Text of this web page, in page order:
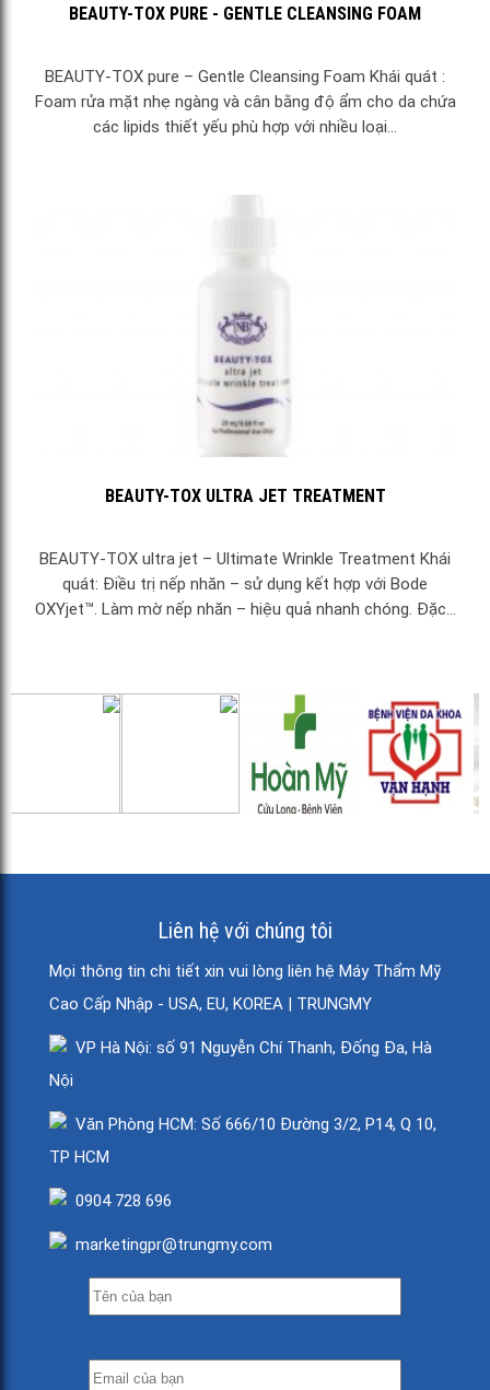
BEAUTY-TOX PURE - GENTLE CLEANSING FOAM
BEAUTY-TOX pure – Gentle Cleansing Foam Khái quát :
Foam rửa mặt nhẹ ngàng và cân bằng độ ẩm cho da chứa
các lipids thiết yếu phù hợp với nhiều loại...
BEAUTY-TOX ULTRA JET TREATMENT
BEAUTY-TOX ultra jet – Ultimate Wrinkle Treatment Khái
quát: Điều trị nếp nhăn – sử dụng kết hợp với Bode
OXYjet™. Làm mờ nếp nhăn – hiệu quả nhanh chóng. Đặc...
Liên hệ với chúng tôi
Mọi thông tin chi tiết xin vui lòng liên hệ Máy Thẩm Mỹ
Cao Cấp Nhập - USA, EU, KOREA | TRUNGMY
VP Hà Nội: số 91 Nguyễn Chí Thanh, Đống Đa, Hà
Nội
Văn Phòng HCM: Số 666/10 Đường 3/2, P14, Q 10,
TP HCM
0904 728 696
marketingpr@trungmy.com